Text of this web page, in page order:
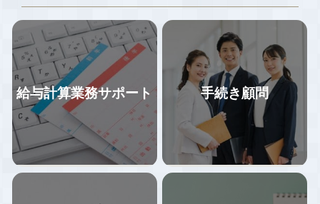
給与計算業務サポート 手続き顧問